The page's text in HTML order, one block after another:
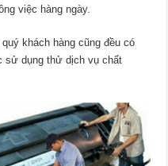
việc hàng ngày.
khách hàng cũng đều có
sử dụng thử dịch vụ chất